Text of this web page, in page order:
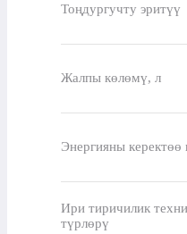
Тоңдургучту эритүү
Жалпы көлөмү, л
Энергияны керектөө
Ири тиричилик
түрлөрү